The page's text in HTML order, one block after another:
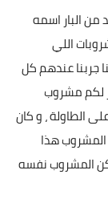
من البار اسمه
اللي
جربنا عندهم كل
لكم مشروب
الطاولة ، و كان
المشروب هذا
المشروب نفسه